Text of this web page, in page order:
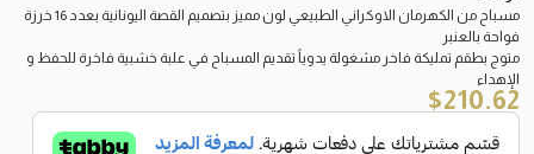
مسباح من الكهرمان الاوكراني الطبيعي لون مميز بتصميم القصة اليونانية بعدد 16 خرزة
فواحة بالعنبر
متوج بطقم تمليكة فاخر مشغولة يدوياً تقديم المسباح في علبة خشبية فاخرة للحفظ و
الإهداء
210.62
$